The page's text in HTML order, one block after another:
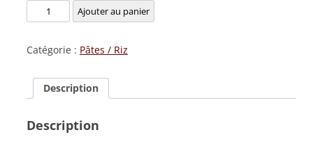
quantité
de
sauté
Poulet
Ajouter au panier
Catégorie : Pâtes / Riz
Description
Description